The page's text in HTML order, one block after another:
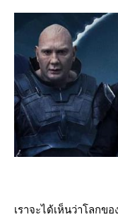
เราจะได้เห็นว่าโลกขอ